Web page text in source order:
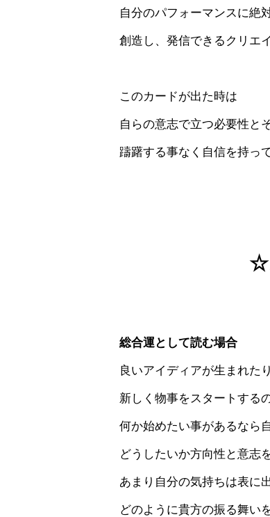
自分のパフォーマンスに絶
創造し、発信できるクリエ
このカードが出た時は
自らの意志で立つ必要性と
躊躇する事なく自信を持っ
☆
総合運として読む場合
良いアイディアが生まれた
新しく物事をスタートする
何か始めたい事があるなら
どうしたいか方向性と意志
あまり自分の気持ちは表に
どのように貴方の振る舞い